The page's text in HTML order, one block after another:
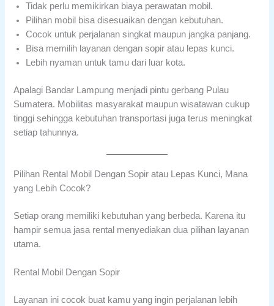
Tidak perlu memikirkan biaya perawatan mobil.
Pilihan mobil bisa disesuaikan dengan kebutuhan.
Cocok untuk perjalanan singkat maupun jangka panjang.
Bisa memilih layanan dengan sopir atau lepas kunci.
Lebih nyaman untuk tamu dari luar kota.
Apalagi Bandar Lampung menjadi pintu gerbang Pulau
Sumatera. Mobilitas masyarakat maupun wisatawan cukup
tinggi sehingga kebutuhan transportasi juga terus meningkat
setiap tahunnya.
Pilihan Rental Mobil Dengan Sopir atau Lepas Kunci, Mana
yang Lebih Cocok?
Setiap orang memiliki kebutuhan yang berbeda. Karena itu
hampir semua jasa rental menyediakan dua pilihan layanan
utama.
Rental Mobil Dengan Sopir
Layanan ini cocok buat kamu yang ingin perjalanan lebih